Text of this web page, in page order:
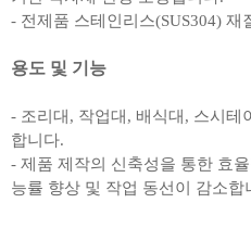
- 전제품 스테인리스(SUS304)
용도 및 기능
- 조리대, 작업대, 배식대, 스시테
합니다.
- 제품 제작의 신축성을 통한 효
능률 향상 및 작업 동선이 감소합